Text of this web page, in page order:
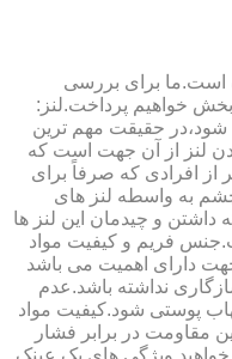
برای بررسی
خواهیم پرداخت.لنز:
حقیقت مهم ترین
لنز از آن جهت است که
از افرادی که صرفاً برای
چشم به واسطه لنز های
و چیدمان این لنز ها
فریم و کیفیت مواد
دارای اهمیت می باشد
نداشته باشد.عدم
پوستی شود.کیفیت مواد
مقاومت در برابر فشار